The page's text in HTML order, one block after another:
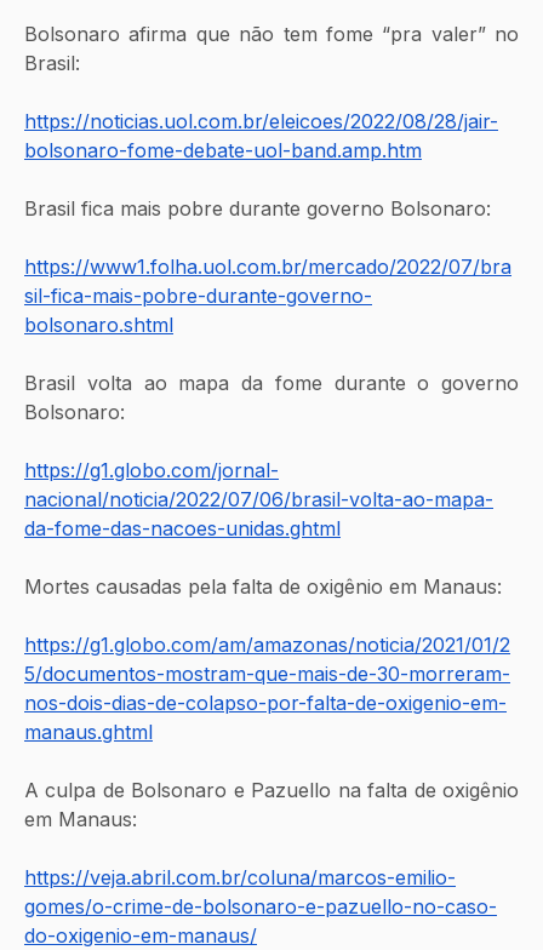
Bolsonaro afirma que não tem fome “pra valer” no
Brasil:
https://noticias.uol.com.br/eleicoes/2022/08/28/jair-
bolsonaro-fome-debate-uol-band.amp.htm
Brasil fica mais pobre durante governo Bolsonaro:
https://www1.folha.uol.com.br/mercado/2022/07/bra
sil-fica-mais-pobre-durante-governo-
bolsonaro.shtml
Brasil volta ao mapa da fome durante o governo
Bolsonaro:
https://g1.globo.com/jornal-
nacional/noticia/2022/07/06/brasil-volta-ao-mapa-
da-fome-das-nacoes-unidas.ghtml
Mortes causadas pela falta de oxigênio em Manaus:
https://g1.globo.com/am/amazonas/noticia/2021/01/2
5/documentos-mostram-que-mais-de-30-morreram-
nos-dois-dias-de-colapso-por-falta-de-oxigenio-em-
manaus.ghtml
A culpa de Bolsonaro e Pazuello na falta de oxigênio
em Manaus:
https://veja.abril.com.br/coluna/marcos-emilio-
gomes/o-crime-de-bolsonaro-e-pazuello-no-caso-
do-oxigenio-em-manaus/